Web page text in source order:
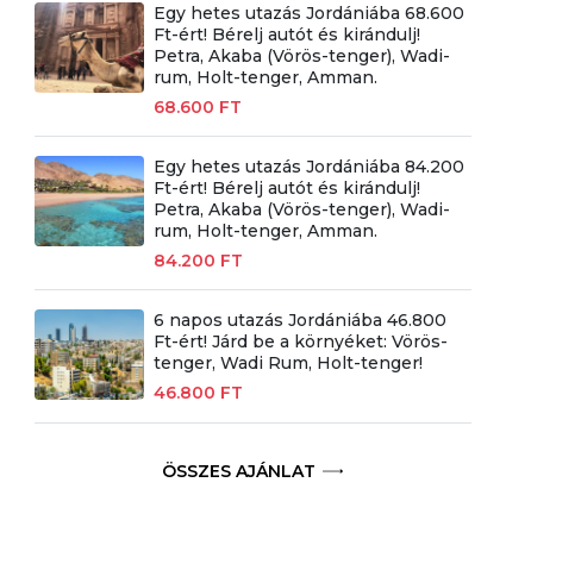
Egy hetes utazás Jordániába 68.600
Ft-ért! Bérelj autót és kirándulj!
Petra, Akaba (Vörös-tenger), Wadi-
rum, Holt-tenger, Amman.
68.600 FT
Egy hetes utazás Jordániába 84.200
Ft-ért! Bérelj autót és kirándulj!
Petra, Akaba (Vörös-tenger), Wadi-
rum, Holt-tenger, Amman.
84.200 FT
6 napos utazás Jordániába 46.800
Ft-ért! Járd be a környéket: Vörös-
tenger, Wadi Rum, Holt-tenger!
46.800 FT
ÖSSZES AJÁNLAT